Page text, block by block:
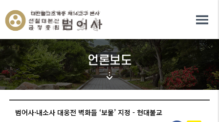
언론보도
범어사·내소사 대웅전 벽화들 ‘보물’ 지정 - 현대불교